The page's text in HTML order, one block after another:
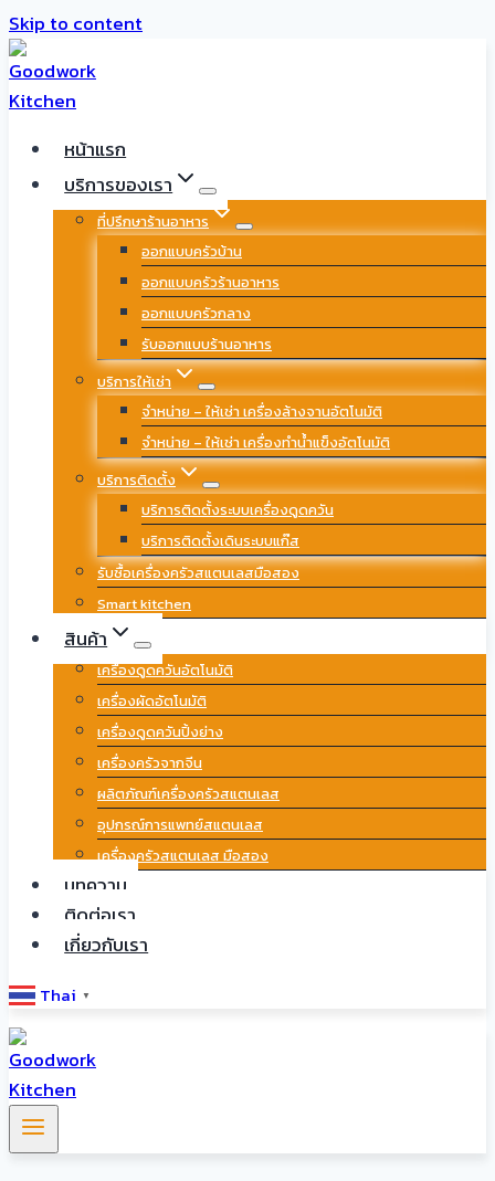
Skip to content
หน้าแรก
บริการของเรา
ที่ปรึกษาร้านอาหาร
ออกแบบครัวบ้าน
ออกแบบครัวร้านอาหาร
ออกแบบครัวกลาง
รับออกแบบร้านอาหาร
บริการให้เช่า
จำหน่าย – ให้เช่า เครื่องล้างจานอัตโนมัติ
จำหน่าย – ให้เช่า เครื่องทำน้ำแข็งอัตโนมัติ
บริการติดตั้ง
บริการติดตั้งระบบเครื่องดูดควัน
บริการติดตั้งเดินระบบแก๊ส
รับซื้อเครื่องครัวสแตนเลสมือสอง
Smart kitchen
สินค้า
เครื่องดูดควันอัตโนมัติ
เครื่องผัดอัตโนมัติ
เครื่องดูดควันปิ้งย่าง
เครื่องครัวจากจีน
ผลิตภัณฑ์เครื่องครัวสแตนเลส
อุปกรณ์การแพทย์สแตนเลส
เครื่องครัวสแตนเลส มือสอง
บทความ
ติดต่อเรา
เกี่ยวกับเรา
Thai ▼